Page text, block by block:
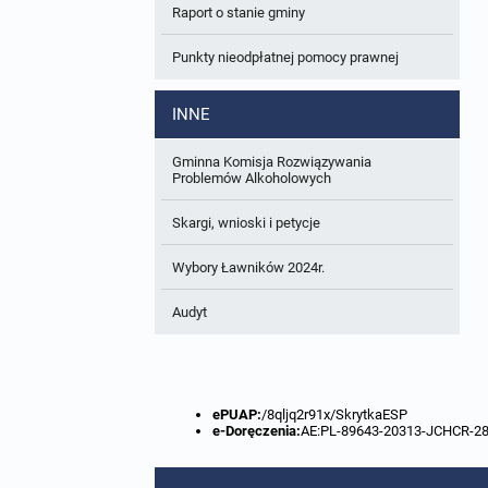
W trakcie opracowania
Zbiory danych przestrzennych
Analizy zmian w zagospodarowaniu
Raport o stanie gminy
Punkty nieodpłatnej pomocy prawnej
INNE
Gminna Komisja Rozwiązywania
Problemów Alkoholowych
Skargi, wnioski i petycje
Wybory Ławników 2024r.
Audyt
ePUAP:/8qljq2r91x/SkrytkaESP
e-Doręczenia:AE:PL-89643-20313-JCHCR-28